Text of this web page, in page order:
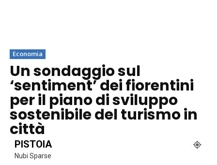
Economia
Un sondaggio sul
‘sentiment’ dei fiorentini
per il piano di sviluppo
sostenibile del turismo in
città
PISTOIA
Nubi Sparse